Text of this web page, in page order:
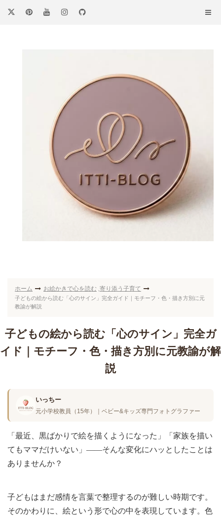
ホーム お絵かきで心を読む 寄り添う子育て
子どもの絵から読む「心のサイン」完全ガイド｜モチーフ・色・描き方別に元
教諭が解説
子どもの絵から読む「心のサイン」完全ガ
イド｜モチーフ・色・描き方別に元教諭が解
説
いっちー
元小学校教員（15年）｜ベビー&キッズ専門フォトグラファー
「最近、黒ばかりで絵を描くようになった」「家族を描い
てもママだけいない」——そんな変化にハッとしたことは
ありませんか？
子どもはまだ感情を言葉で整理するのが難しい時期です。
そのかわりに、絵という形で心の中を表現しています。色